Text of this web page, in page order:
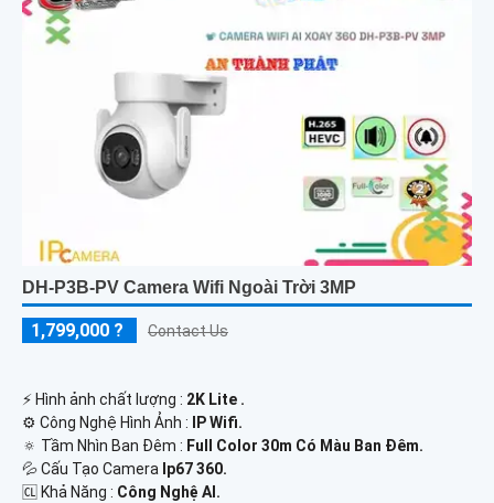
DH-P3B-PV Camera Wifi Ngoài Trời 3MP
1,799,000 ? Contact Us
️⚡ Hình ảnh chất lượng : 2K Lite .
⚙ Công Nghệ Hình Ảnh :
IP Wifi.
🔅 Tầm Nhìn Ban Đêm : Full Color 30m Có Màu Ban Ðêm.
💦 Cấu Tạo Camera Ip67 360.
️🆑 Khả Năng : Công Nghệ AI.